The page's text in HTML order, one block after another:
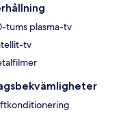
tums plasma-tv
tv